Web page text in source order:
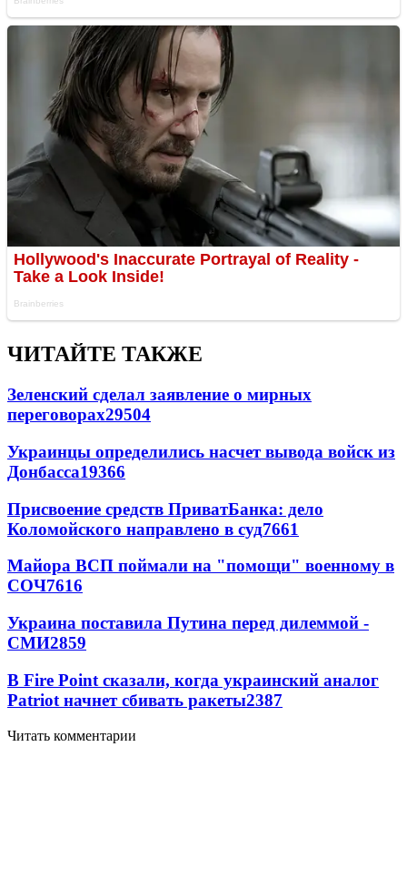
ЧИТАЙТЕ ТАКЖЕ
Зеленский сделал заявление о мирных
переговорах29504
Украинцы определились насчет вывода войск из
Донбасса19366
Присвоение средств ПриватБанка: дело
Коломойского направлено в суд7661
Майора ВСП поймали на "помощи" военному в
СОЧ7616
Украина поставила Путина перед дилеммой -
СМИ2859
В Fire Point сказали, когда украинский аналог
Patriot начнет сбивать ракеты2387
Читать комментарии